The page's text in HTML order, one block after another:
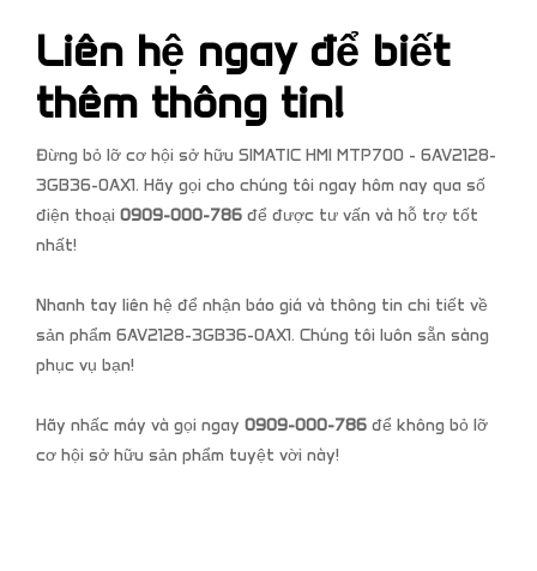
Liên hệ ngay để biết
thêm thông tin!
Đừng bỏ lỡ cơ hội sở hữu SIMATIC HMI MTP700 - 6AV2128-
3GB36-0AX1. Hãy gọi cho chúng tôi ngay hôm nay qua số
điện thoại 0909-000-786 để được tư vấn và hỗ trợ tốt
nhất!
Nhanh tay liên hệ để nhận báo giá và thông tin chi tiết về
sản phẩm 6AV2128-3GB36-0AX1. Chúng tôi luôn sẵn sàng
phục vụ bạn!
Hãy nhấc máy và gọi ngay 0909-000-786 để không bỏ lỡ
cơ hội sở hữu sản phẩm tuyệt vời này!